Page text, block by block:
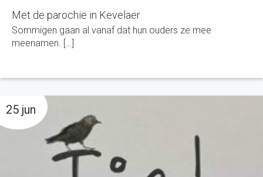
Met de parochie in Kevelaer
Sommigen gaan al vanaf dat hun ouders ze mee
meenamen. […]
25 jun